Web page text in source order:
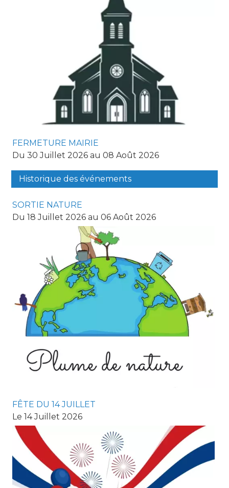
FERMETURE MAIRIE
Du 30 Juillet 2026 au 08 Août 2026
Historique des événements
SORTIE NATURE
Du 18 Juillet 2026 au 06 Août 2026
FÊTE DU 14 JUILLET
Le 14 Juillet 2026